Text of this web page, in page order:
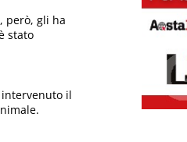
però, gli ha
stato
intervenuto il